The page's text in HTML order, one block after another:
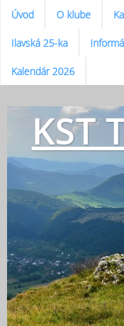
Úvod O klube
Ilavská 25-ka
Kalendár 2026
KST